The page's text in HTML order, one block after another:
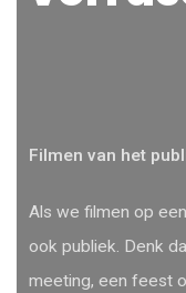
Filmen van het
Als we filmen op een
ook publiek. Denk
meeting, een feest